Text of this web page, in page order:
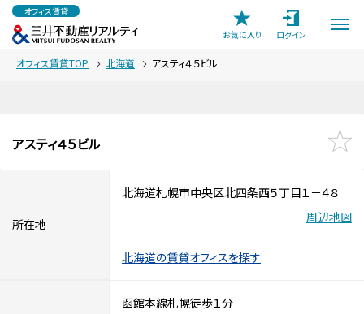
オフィス賃貸
お気に入り
ログイン
オフィス賃貸TOP 北海道 アスティ４５ビル
アスティ４５ビル
所在地
北海道札幌市中央区北四条西５丁目１－４８
周辺地図
北海道の賃貸オフィスを探す
函館本線札幌徒歩１分